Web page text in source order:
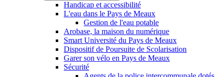
Handicap et accessibilité
L'eau dans le Pays de Meaux
Gestion de l'eau potable
Arobase, la maison du numérique
Smart Université du Pays de Meaux
Dispositif de Poursuite de Scolarisation
Garer son vélo en Pays de Meaux
Sécurité